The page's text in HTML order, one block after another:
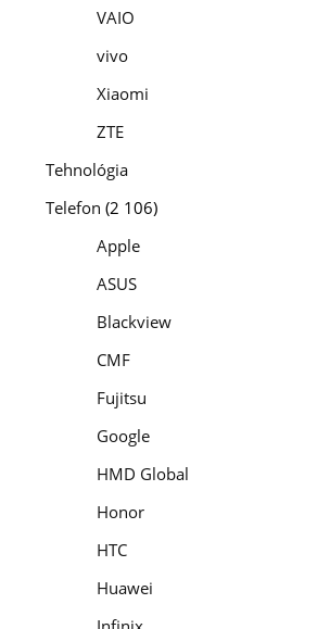
VAIO
vivo
Xiaomi
ZTE
Tehnológia
Telefon (2 106)
Apple
ASUS
Blackview
CMF
Fujitsu
Google
HMD Global
Honor
HTC
Huawei